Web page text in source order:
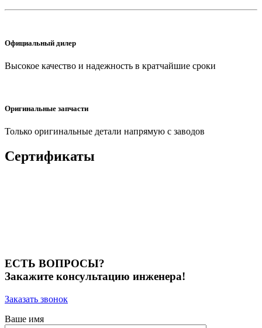
Официальный дилер
Высокое качество и надежность в кратчайшие сроки
Оригинальные запчасти
Только оригинальные детали напрямую с заводов
Сертификаты
ЕСТЬ ВОПРОСЫ?
Закажите консультацию инженера!
Заказать звонок
Ваше имя